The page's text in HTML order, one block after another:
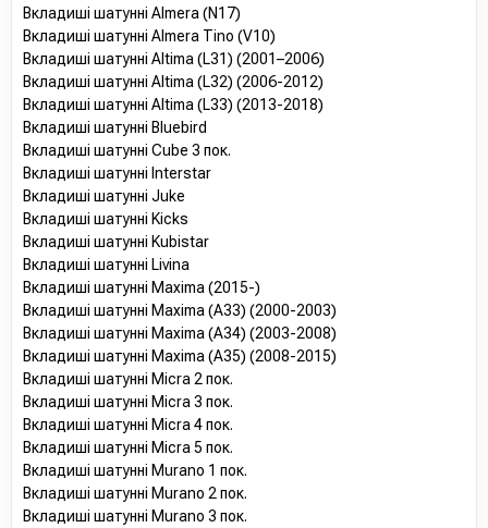
Вкладиші шатунні Almera (N17)
Вкладиші шатунні Almera Tino (V10)
Вкладиші шатунні Altima (L31) (2001–2006)
Вкладиші шатунні Altima (L32) (2006-2012)
Вкладиші шатунні Altima (L33) (2013-2018)
Вкладиші шатунні Bluebird
Вкладиші шатунні Cube 3 пок.
Вкладиші шатунні Interstar
Вкладиші шатунні Juke
Вкладиші шатунні Kicks
Вкладиші шатунні Kubistar
Вкладиші шатунні Livina
Вкладиші шатунні Maxima (2015-)
Вкладиші шатунні Maxima (A33) (2000-2003)
Вкладиші шатунні Maxima (A34) (2003-2008)
Вкладиші шатунні Maxima (A35) (2008-2015)
Вкладиші шатунні Micra 2 пок.
Вкладиші шатунні Micra 3 пок.
Вкладиші шатунні Micra 4 пок.
Вкладиші шатунні Micra 5 пок.
Вкладиші шатунні Murano 1 пок.
Вкладиші шатунні Murano 2 пок.
Вкладиші шатунні Murano 3 пок.